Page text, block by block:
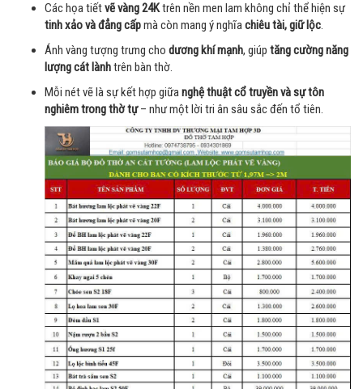
Các họa tiếtvẽ vàng 24Ktrên nền men lam không chỉ thể hiện sự
tinh xảo và đẳng cấpmà còn mang ý nghĩachiêu tài, giữ lộc.
Ánh vàng tượng trưng cho dương khí mạnh, giúp tăng cường năng
lượng cát lànhtrên bàn thờ.
Mỗi nét vẽ là sự kết hợp giữanghệ thuật cổ truyền và sự tôn
nghiêm trong thờ tự– như một lời tri ân sâu sắc đến tổ tiên.